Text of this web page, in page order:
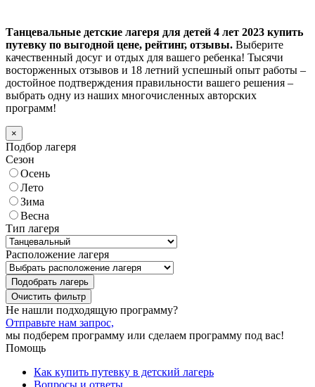
Танцевальные детские лагеря для детей 4 лет 2023 купить
путевку по выгодной цене, рейтинг, отзывы. Выберите
качественный досуг и отдых для вашего ребенка! Тысячи
восторженных отзывов и 18 летний успешный опыт работы –
достойное подтверждения правильности вашего решения –
выбрать одну из наших многочисленных авторских
программ!
×
Подбор лагеря
Сезон
Осень
Лето
Зима
Весна
Тип лагеря
Расположение лагеря
Подобрать лагерь
Не нашли подходящую программу?
Отправьте нам запрос,
мы подберем программу или сделаем программу под вас!
Помощь
Как купить путевку в детский лагерь
Вопросы и ответы